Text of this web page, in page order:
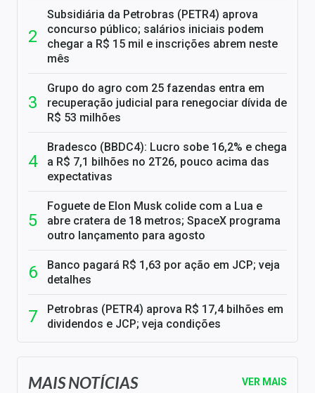
Subsidiária da Petrobras (PETR4) aprova
concurso público; salários iniciais podem
chegar a R$ 15 mil e inscrições abrem neste
mês
Grupo do agro com 25 fazendas entra em
recuperação judicial para renegociar dívida de
R$ 53 milhões
Bradesco (BBDC4): Lucro sobe 16,2% e chega
a R$ 7,1 bilhões no 2T26, pouco acima das
expectativas
Foguete de Elon Musk colide com a Lua e
abre cratera de 18 metros; SpaceX programa
outro lançamento para agosto
Banco pagará R$ 1,63 por ação em JCP; veja
detalhes
Petrobras (PETR4) aprova R$ 17,4 bilhões em
dividendos e JCP; veja condições
MAIS NOTÍCIAS VER MAIS